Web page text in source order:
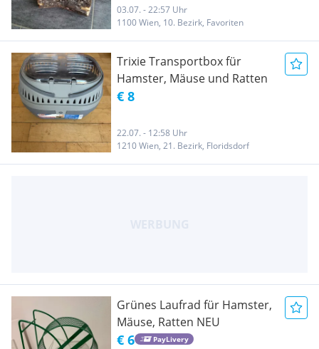
03.07. - 22:57 Uhr
1100 Wien, 10. Bezirk, Favoriten
Trixie Transportbox für
Hamster, Mäuse und Ratten
€ 8
22.07. - 12:58 Uhr
1210 Wien, 21. Bezirk, Floridsdorf
Grünes Laufrad für Hamster,
Mäuse, Ratten NEU
€ 6 PayLivery